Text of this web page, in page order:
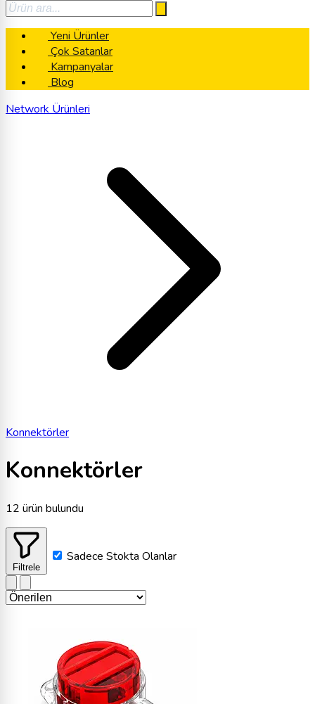
Yeni Ürünler
Çok Satanlar
Kampanyalar
Blog
Network Ürünleri
Konnektörler
Konnektörler
12 ürün bulundu
Filtrele
Sadece Stokta Olanlar